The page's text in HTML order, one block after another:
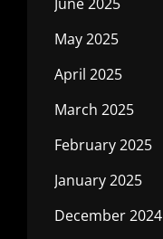
May 2025
April 2025
March 2025
February 2025
January 2025
December 2024